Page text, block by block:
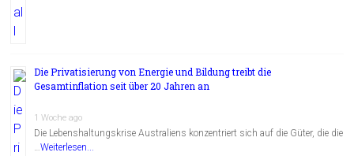
Die Privatisierung von Energie und Bildung treibt die
Gesamtinflation seit über 20 Jahren an
1 Woche ago
Die Lebenshaltungskrise Australiens konzentriert sich auf die Güter, die die
…Weiterlesen...